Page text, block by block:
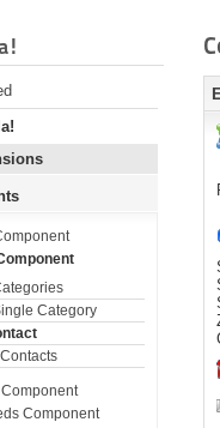
Category
Component